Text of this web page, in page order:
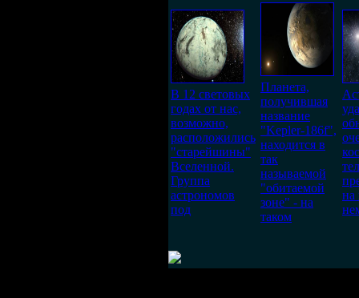
В 12 световых
годах от нас,
возможно,
расположились
"старейшины"
Вселенной.
Группа
астрономов
под
Планета,
получившая
название
"Kepler-186f",
находится в
так
называемой
"обитаемой
зоне" - на
таком
на